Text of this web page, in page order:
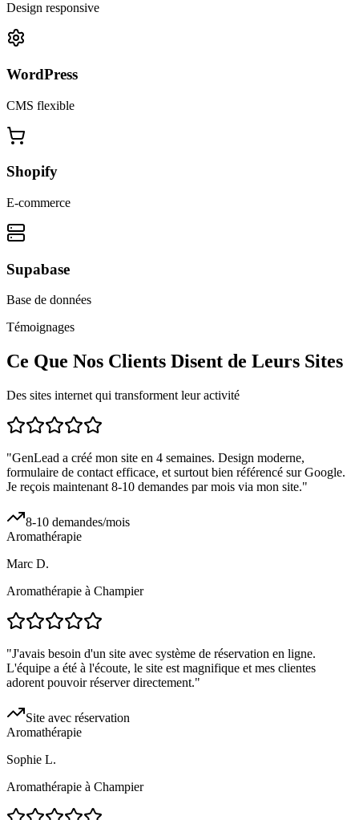
Design responsive
WordPress
CMS flexible
Shopify
E-commerce
Supabase
Base de données
Témoignages
Ce Que Nos Clients Disent de Leurs Sites
Des sites internet qui transforment leur activité
"GenLead a créé mon site en 4 semaines. Design moderne,
formulaire de contact efficace, et surtout bien référencé sur Google.
Je reçois maintenant 8-10 demandes par mois via mon site."
8-10 demandes/mois
Aromathérapie
Marc D.
Aromathérapie à Champier
"J'avais besoin d'un site avec système de réservation en ligne.
L'équipe a été à l'écoute, le site est magnifique et mes clientes
adorent pouvoir réserver directement."
Site avec réservation
Aromathérapie
Sophie L.
Aromathérapie à Champier